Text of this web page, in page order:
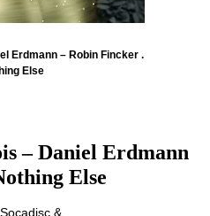
Erdmann – Robin Fincker .
Else
– Daniel Erdmann
Else
&